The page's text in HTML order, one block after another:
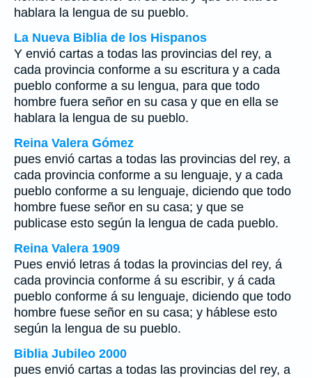
hablara la lengua de su pueblo.
La Nueva Biblia de los Hispanos
Y envió cartas a todas las provincias del rey, a
cada provincia conforme a su escritura y a cada
pueblo conforme a su lengua, para que todo
hombre fuera señor en su casa y que en ella se
hablara la lengua de su pueblo.
Reina Valera Gómez
pues envió cartas a todas las provincias del rey, a
cada provincia conforme a su lenguaje, y a cada
pueblo conforme a su lenguaje, diciendo que todo
hombre fuese señor en su casa; y que se
publicase esto según la lengua de cada pueblo.
Reina Valera 1909
Pues envió letras á todas la provincias del rey, á
cada provincia conforme á su escribir, y á cada
pueblo conforme á su lenguaje, diciendo que todo
hombre fuese señor en su casa; y háblese esto
según la lengua de su pueblo.
Biblia Jubileo 2000
pues envió cartas a todas las provincias del rey, a